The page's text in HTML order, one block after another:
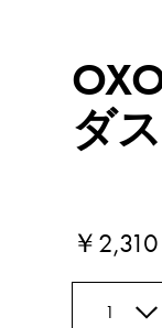
ダ
Current
￥2,310